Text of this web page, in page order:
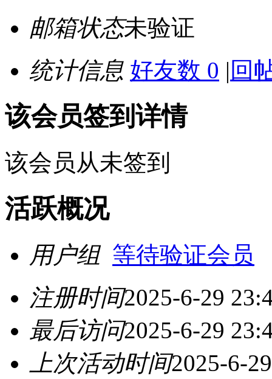
邮箱状态未验证
统计信息 好友数 0 | 回
该会员签到详情
该会员从未签到
活跃概况
用户组 等待验证会员
注册时间2025-6-29
最后访问2025-6-29
上次活动时间2025-6-